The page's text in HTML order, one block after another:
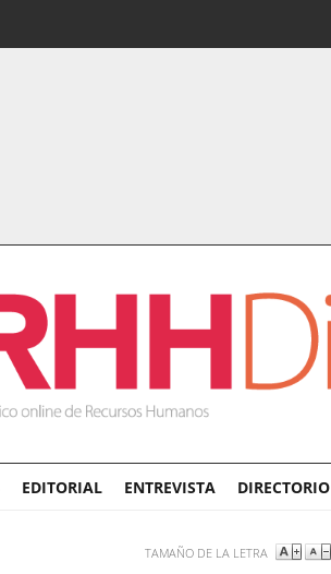
EDITORIAL ENTREVISTA DIRECTORIO
TAMAÑO DE LA LETRA